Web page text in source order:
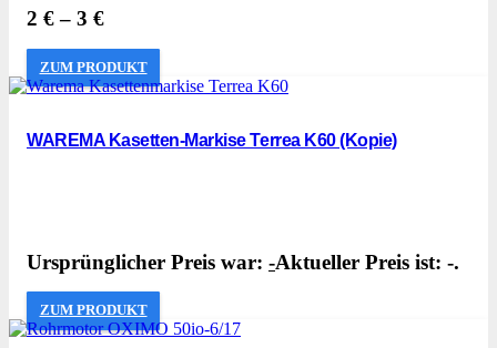
2 €– 3 €
ZUM PRODUKT
WAREMA Kasetten-Markise Terrea K60 (Kopie)
Ursprünglicher Preis war: -Aktueller Preis ist: -.
ZUM PRODUKT